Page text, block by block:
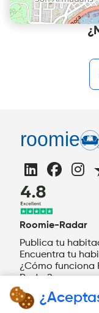
Roomie-Radar
Publica tu
Encuentra tu
¿Cómo funciona
Radar?